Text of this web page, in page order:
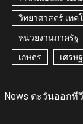
วิทยาศาสตร์ เทค
หน่วยงานภาครัฐ
เกษตร เศรษ
News ตะวันออกที